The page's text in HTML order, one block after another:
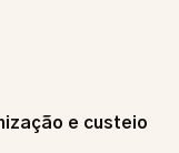
e custeio